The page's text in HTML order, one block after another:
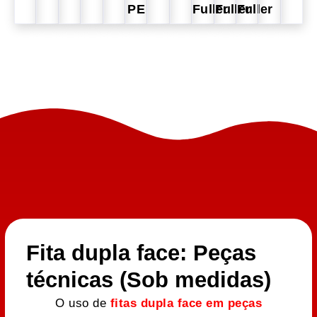
PE
FullerFullerFuller
Fita dupla face: Peças
técnicas (Sob medidas)
O uso de fitas dupla face em peças